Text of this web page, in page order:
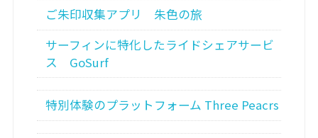
ご朱印収集アプリ 朱色の旅
サーフィンに特化したライドシェアサービ
ス GoSurf
特別体験のプラットフォーム Three Peacrs